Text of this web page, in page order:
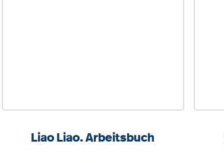
Liao Liao. Arbeitsbuch